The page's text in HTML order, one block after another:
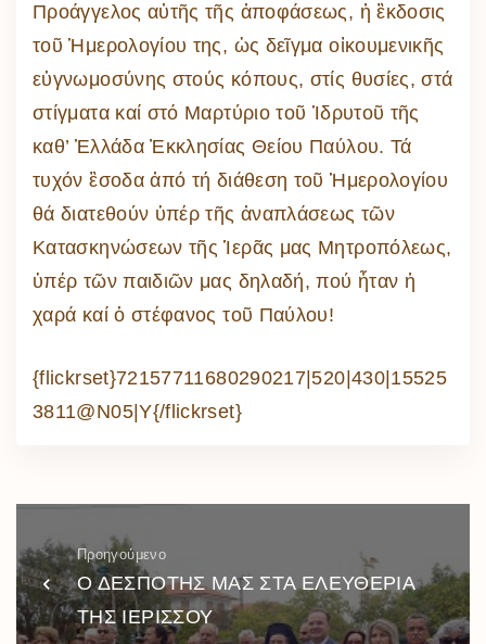
Προάγγελος αὐτῆς τῆς ἀποφάσεως, ἡ ἒκδοσις
τοῦ Ἡμερολογίου της, ὡς δεῖγμα οἰκουμενικῆς
εὐγνωμοσύνης στούς κόπους, στίς θυσίες, στά
στίγματα καί στό Μαρτύριο τοῦ Ἱδρυτοῦ τῆς
καθ’ Ἑλλάδα Ἐκκλησίας Θείου Παύλου. Τά
τυχόν ἒσοδα ἀπό τή διάθεση τοῦ Ἡμερολογίου
θά διατεθούν ὑπέρ τῆς ἀναπλάσεως τῶν
Κατασκηνώσεων τῆς Ἱερᾶς μας Μητροπόλεως,
ὑπέρ τῶν παιδιῶν μας δηλαδή, πού ἦταν ἡ
χαρά καί ὁ στέφανος τοῦ Παύλου!
{flickrset}72157711680290217|520|430|15525
3811@N05|Y{/flickrset}
Προηγούμενο
Ο ΔΕΣΠΟΤΗΣ ΜΑΣ ΣΤΑ ΕΛΕΥΘΕΡΙΑ
ΤΗΣ ΙΕΡΙΣΣΟΥ